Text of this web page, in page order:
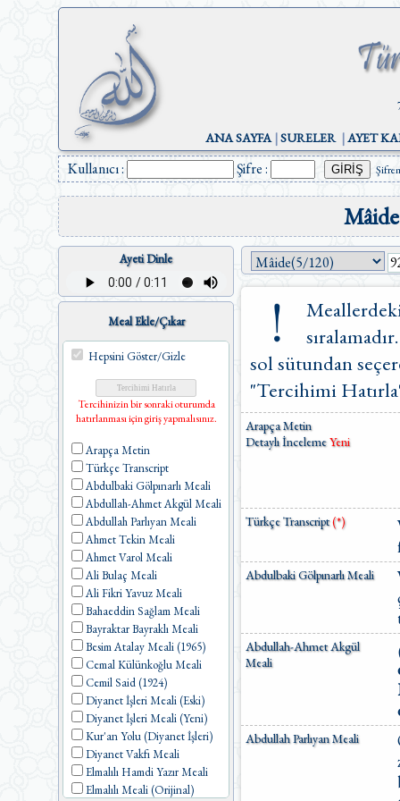
ANA SAYFA|SURELER|AYET
Kullanıcı : Şifre :
Ayeti Dinle
Meal Ekle/Çıkar
Hepsini Göster/Gizle
Tercihinizin bir sonraki oturumda
hatırlanması için giriş yapmalısınız.
Arapça Metin
Türkçe Transcript
Abdulbaki Gölpınarlı Meali
Abdullah-Ahmet Akgül Meali
Abdullah Parlıyan Meali
Ahmet Tekin Meali
Ahmet Varol Meali
Ali Bulaç Meali
Ali Fikri Yavuz Meali
Bahaeddin Sağlam Meali
Bayraktar Bayraklı Meali
Besim Atalay Meali (1965)
Cemal Külünkoğlu Meali
Cemil Said (1924)
Diyanet İşleri Meali (Eski)
Diyanet İşleri Meali (Yeni)
Kur'an Yolu (Diyanet İşleri)
Diyanet Vakfı Meali
Elmalılı Hamdi Yazır Meali
Elmalılı Meali (Orijinal)
sol sütundan
"Tercihimi
Arapça Metin
Detaylı İncelemeYeni
Türkçe Transcript(*)
Abdulbaki Gölpınarlı Meali
Abdullah-Ahmet Akgül
Meali
Abdullah Parlıyan Meali